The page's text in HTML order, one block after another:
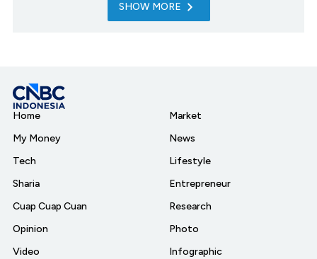
SHOW MORE
Home
My Money
Tech
Sharia
Cuap Cuap Cuan
Opinion
Video
Market
News
Lifestyle
Entrepreneur
Research
Photo
Infographic